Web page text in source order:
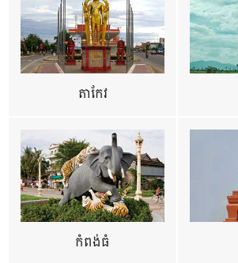
តាកែវ
កំពង់ធំ